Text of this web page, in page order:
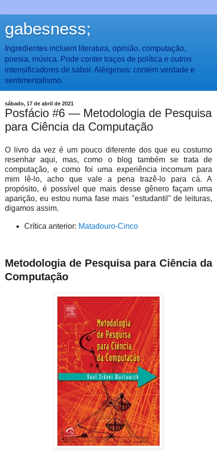
gabesness;
Ingredientes incluem literatura, opinião, computação,
poesia, música. Pode conter traços de política e outros
intensificadores de sabor. Alérgenos: contém verdade e
sentimentalismo.
sábado, 17 de abril de 2021
Posfácio #6 — Metodologia de Pesquisa
para Ciência da Computação
O livro da vez é um pouco diferente dos que eu costumo
resenhar aqui, mas, como o blog também se trata de
computação, e como foi uma experiência incomum para
mim lê-lo, acho que vale a pena trazê-lo para cá. A
propósito, é possível que mais desse gênero façam uma
aparição, eu estou numa fase mais "estudantil" de leituras,
digamos assim.
Crítica anterior: Matadouro-Cinco
Metodologia de Pesquisa para Ciência da
Computação